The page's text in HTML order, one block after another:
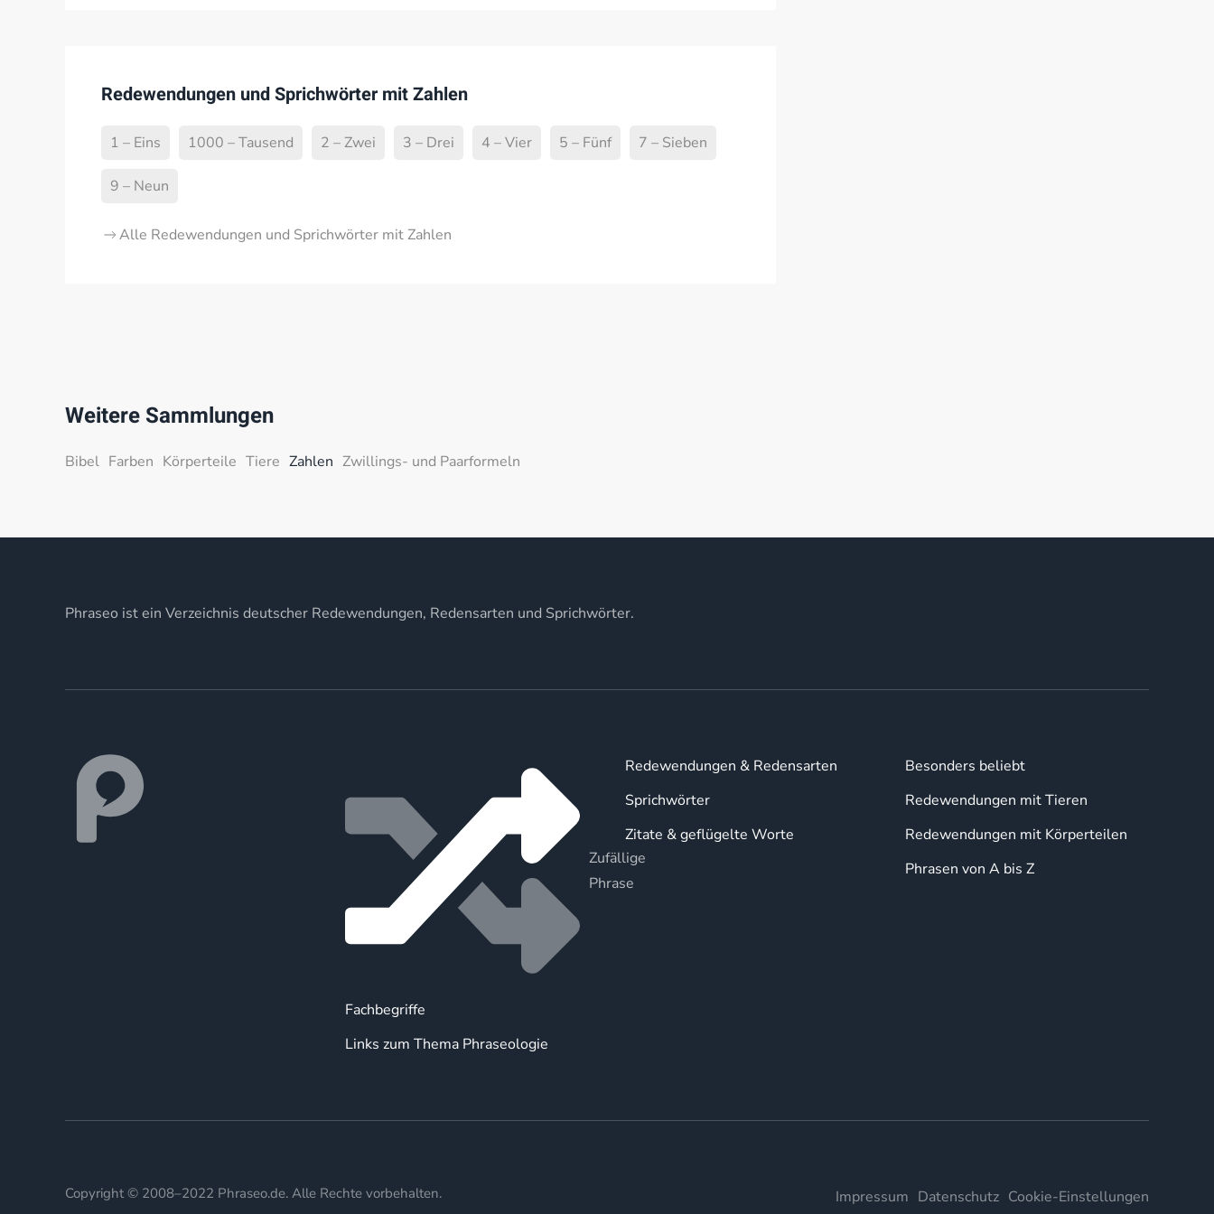
Redewendungen und Sprichwörter mit Zahlen
1 – Eins 1000 – Tausend 2 – Zwei 3 – Drei 4 – Vier 5 – Fünf 7 – Sieben
9 – Neun
Alle Redewendungen und Sprichwörter mit Zahlen
Weitere Sammlungen
Bibel Farben Körperteile Tiere Zahlen Zwillings- und Paarformeln
Phraseo ist ein Verzeichnis deutscher Redewendungen, Redensarten und Sprichwörter.
Zufällige
Phrase
Fachbegriffe
Links zum Thema Phraseologie
Redewendungen & Redensarten
Sprichwörter
Zitate & geflügelte Worte
Besonders beliebt
Redewendungen mit Tieren
Redewendungen mit Körperteilen
Phrasen von A bis Z
Copyright © 2008–2022 Phraseo.de. Alle Rechte vorbehalten. Impressum Datenschutz Cookie-Einstellungen